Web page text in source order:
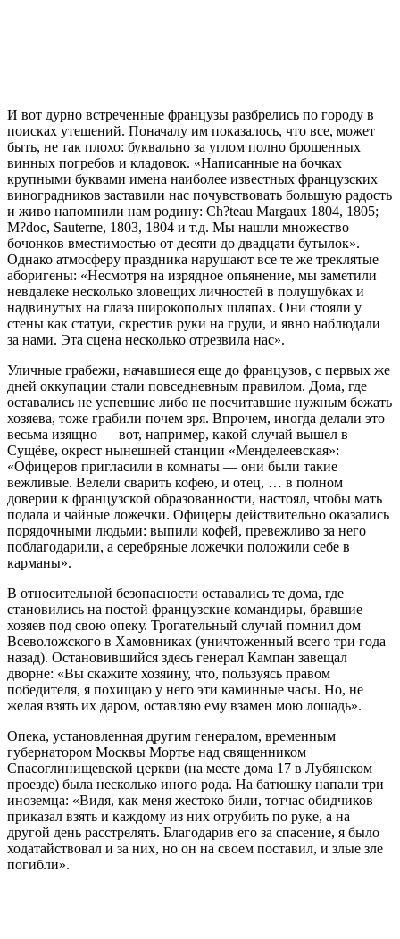
И вот дурно встреченные французы разбрелись по городу в
поисках утешений. Поначалу им показалось, что все, может
быть, не так плохо: буквально за углом полно брошенных
винных погребов и кладовок. «Написанные на бочках
крупными буквами имена наиболее известных французских
виноградников заставили нас почувствовать большую радость
и живо напомнили нам родину: Ch?teau Margaux 1804, 1805;
M?doc, Sauterne, 1803, 1804 и т.д. Мы нашли множество
бочонков вместимостью от десяти до двадцати бутылок».
Однако атмосферу праздника нарушают все те же треклятые
аборигены: «Несмотря на изрядное опьянение, мы заметили
невдалеке несколько зловещих личностей в полушубках и
надвинутых на глаза широкополых шляпах. Они стояли у
стены как статуи, скрестив руки на груди, и явно наблюдали
за нами. Эта сцена несколько отрезвила нас».
Уличные грабежи, начавшиеся еще до французов, с первых же
дней оккупации стали повседневным правилом. Дома, где
оставались не успевшие либо не посчитавшие нужным бежать
хозяева, тоже грабили почем зря. Впрочем, иногда делали это
весьма изящно — вот, например, какой случай вышел в
Сущёве, окрест нынешней станции «Менделеевская»:
«Офицеров пригласили в комнаты — они были такие
вежливые. Велели сварить кофею, и отец, … в полном
доверии к французской образованности, настоял, чтобы мать
подала и чайные ложечки. Офицеры действительно оказались
порядочными людьми: выпили кофей, превежливо за него
поблагодарили, а серебряные ложечки положили себе в
карманы».
В относительной безопасности оставались те дома, где
становились на постой французские командиры, бравшие
хозяев под свою опеку. Трогательный случай помнил дом
Всеволожского в Хамовниках (уничтоженный всего три года
назад). Остановившийся здесь генерал Кампан завещал
дворне: «Вы скажите хозяину, что, пользуясь правом
победителя, я похищаю у него эти каминные часы. Но, не
желая взять их даром, оставляю ему взамен мою лошадь».
Опека, установленная другим генералом, временным
губернатором Москвы Мортье над священником
Спасоглинищевской церкви (на месте дома 17 в Лубянском
проезде) была несколько иного рода. На батюшку напали три
иноземца: «Видя, как меня жестоко били, тотчас обидчиков
приказал взять и каждому из них отрубить по руке, а на
другой день расстрелять. Благодарив его за спасение, я было
ходатайствовал и за них, но он на своем поставил, и злые зле
погибли».